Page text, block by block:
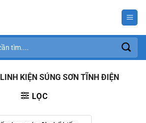
LINH KIỆN SÚNG SƠN TĨNH ĐIỆN
LỌC